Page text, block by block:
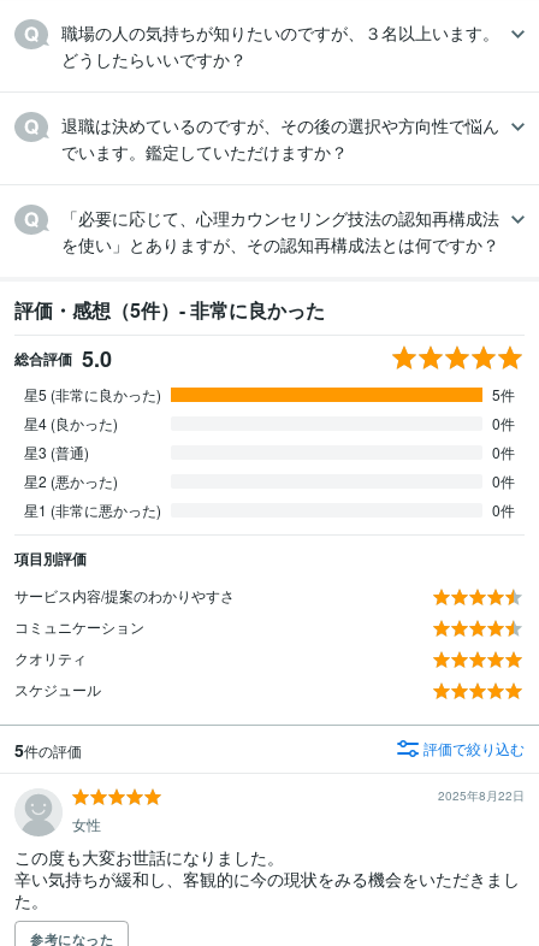
職場の人の気持ちが知りたいのですが、３名以上います。
どうしたらいいですか？
退職は決めているのですが、その後の選択や方向性で悩ん
でいます。鑑定していただけますか？
「必要に応じて、心理カウンセリング技法の認知再構成法
を使い」とありますが、その認知再構成法とは何ですか？
評価・感想（5件）- 非常に良かった
総合評価 5.0
星5 (非常に良かった)
5件
星4 (良かった)
0件
星3 (普通)
0件
星2 (悪かった)
0件
星1 (非常に悪かった)
0件
項目別評価
サービス内容/提案のわかりやすさ
コミュニケーション
クオリティ
スケジュール
5件の評価 評価で絞り込む
2025年8月22日
女性
この度も大変お世話になりました。
辛い気持ちが緩和し、客観的に今の現状をみる機会をいただきまし
た。
参考になった